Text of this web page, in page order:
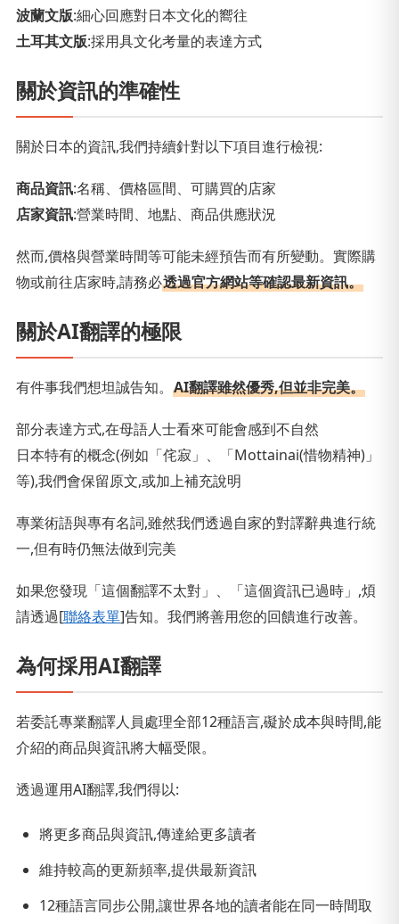
波蘭文版:細心回應對日本文化的嚮往
土耳其文版:採用具文化考量的表達方式
關於資訊的準確性
關於日本的資訊,我們持續針對以下項目進行檢視:
商品資訊:名稱、價格區間、可購買的店家
店家資訊:營業時間、地點、商品供應狀況
然而,價格與營業時間等可能未經預告而有所變動。實際購
物或前往店家時,請務必透過官方網站等確認最新資訊。
關於AI翻譯的極限
有件事我們想坦誠告知。 AI翻譯雖然優秀,但並非完美。
部分表達方式,在母語人士看來可能會感到不自然
日本特有的概念(例如「侘寂」、「Mottainai(惜物精神)」
等),我們會保留原文,或加上補充說明
專業術語與專有名詞,雖然我們透過自家的對譯辭典進行統
一,但有時仍無法做到完美
如果您發現「這個翻譯不太對」、「這個資訊已過時」,煩
請透過[聯絡表單]告知。我們將善用您的回饋進行改善。
為何採用AI翻譯
若委託專業翻譯人員處理全部12種語言,礙於成本與時間,能
介紹的商品與資訊將大幅受限。
透過運用AI翻譯,我們得以:
將更多商品與資訊,傳達給更多讀者
維持較高的更新頻率,提供最新資訊
12種語言同步公開,讓世界各地的讀者能在同一時間取